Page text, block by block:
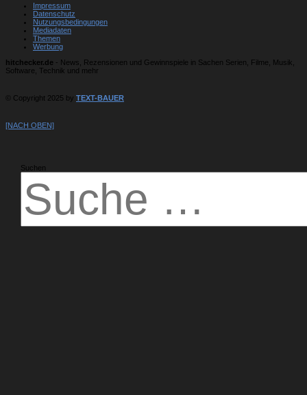
Impressum
Datenschutz
Nutzungsbedingungen
Mediadaten
Themen
Werbung
hitchecker.de - News, Rezensionen und Gewinnspiele in Sachen Serien, Filme, Musik,
Software, Technik und mehr
© Copyright 2025 by TEXT-BAUER
[NACH OBEN]
Suchen